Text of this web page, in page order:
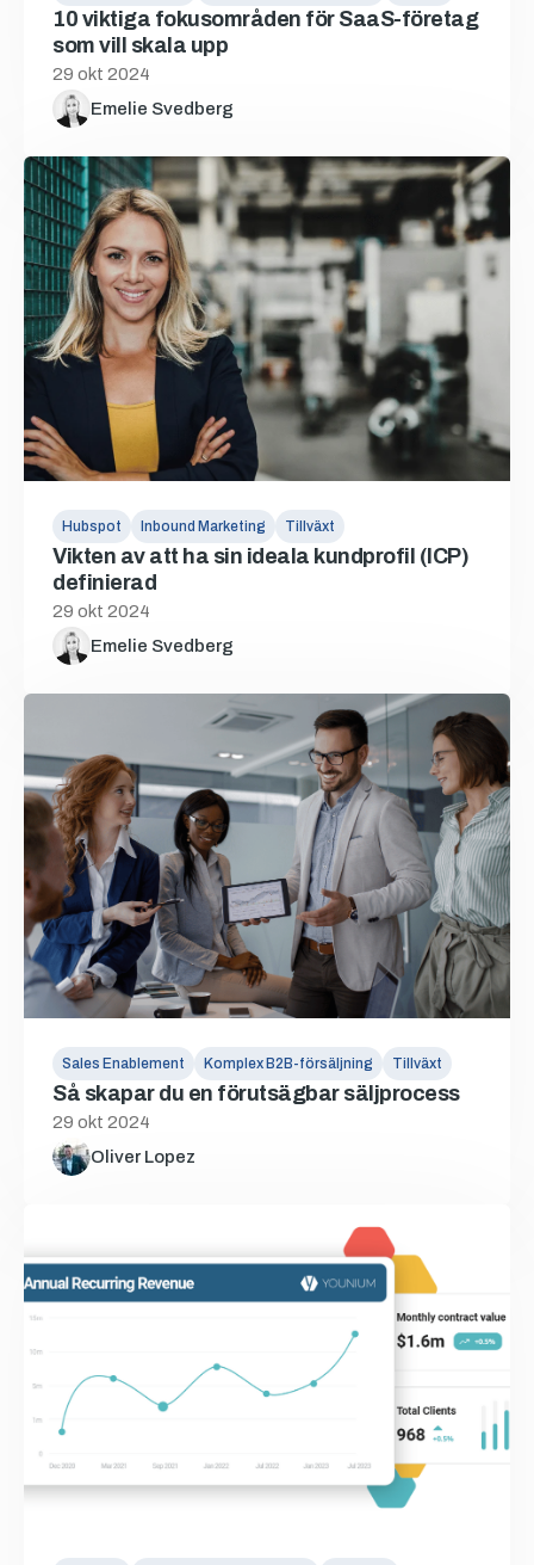
10 viktiga fokusområden för SaaS-företag
som vill skala upp
29 okt 2024
Emelie Svedberg
Hubspot Inbound Marketing Tillväxt
Vikten av att ha sin ideala kundprofil (ICP)
definierad
29 okt 2024
Emelie Svedberg
Sales Enablement Komplex B2B-försäljning Tillväxt
Så skapar du en förutsägbar säljprocess
29 okt 2024
Oliver Lopez